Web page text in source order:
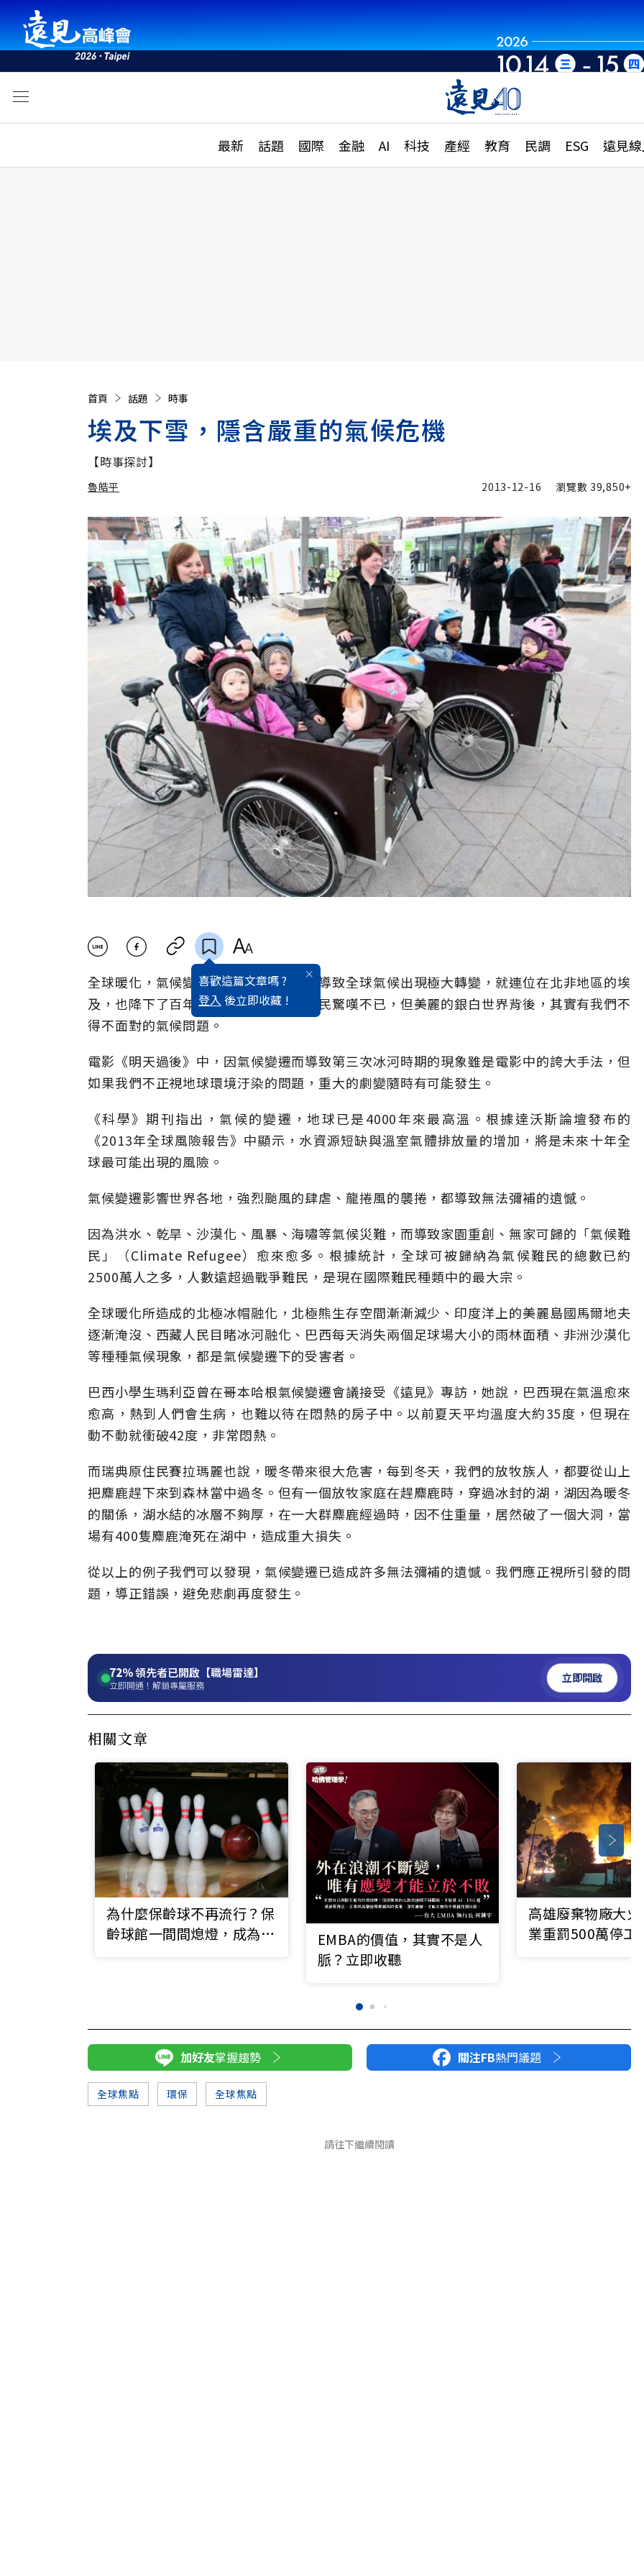
最新 話題 國際 金融 AI 科技 產經 教育 民調 ESG 遠見
活動
話題
國際
特輯
大學升學、職涯攻略
縣市施政調查全解析
首頁 話題 時事
埃及下雪，隱含嚴重的氣候危機
【時事探討】
魯皓平
魯皓平 加入追蹤
2013-12-16 瀏覽數 39,850+
喜歡這篇文章嗎 ?
登入 後立即收藏 !
全球暖化，氣候變遷，怪異的聖嬰現象導致全球氣候出現極大轉變，就連位在北非地區的埃
及，也降下了百年來的瑞雪，令當地居民驚嘆不已，但美麗的銀白世界背後，其實有我們不
得不面對的氣候問題。
電影《明天過後》中，因氣候變遷而導致第三次冰河時期的現象雖是電影中的誇大手法，但
如果我們不正視地球環境汙染的問題，重大的劇變隨時有可能發生。
《科學》期刊指出，氣候的變遷，地球已是4000年來最高溫。根據達沃斯論壇發布的
《2013年全球風險報告》中顯示，水資源短缺與溫室氣體排放量的增加，將是未來十年全
球最可能出現的風險。
氣候變遷影響世界各地，強烈颱風的肆虐、龍捲風的襲捲，都導致無法彌補的遺憾。
因為洪水、乾旱、沙漠化、風暴、海嘯等氣候災難，而導致家園重創、無家可歸的「氣候難
民」（Climate Refugee）愈來愈多。根據統計，全球可被歸納為氣候難民的總數已約
2500萬人之多，人數遠超過戰爭難民，是現在國際難民種類中的最大宗。
全球暖化所造成的北極冰帽融化，北極熊生存空間漸漸減少、印度洋上的美麗島國馬爾地夫
逐漸淹沒、西藏人民目睹冰河融化、巴西每天消失兩個足球場大小的雨林面積、非洲沙漠化
等種種氣候現象，都是氣候變遷下的受害者。
巴西小學生瑪利亞曾在哥本哈根氣候變遷會議接受《遠見》專訪，她說，巴西現在氣溫愈來
愈高，熱到人們會生病，也難以待在悶熱的房子中。以前夏天平均溫度大約35度，但現在
動不動就衝破42度，非常悶熱。
而瑞典原住民賽拉瑪麗也說，暖冬帶來很大危害，每到冬天，我們的放牧族人，都要從山上
把麋鹿趕下來到森林當中過冬。但有一個放牧家庭在趕麋鹿時，穿過冰封的湖，湖因為暖冬
的關係，湖水結的冰層不夠厚，在一大群麋鹿經過時，因不住重量，居然破了一個大洞，當
場有400隻麋鹿淹死在湖中，造成重大損失。
從以上的例子我們可以發現，氣候變遷已造成許多無法彌補的遺憾。我們應正視所引發的問
題，導正錯誤，避免悲劇再度發生。
72%領先者已開啟【職場雷達】
立即開通！解鎖專屬服務
立即開啟
相關文章
為什麼保齡球不再流行？保
齡球館一間間熄燈，成為時
EMBA的價值，其實不是人
脈？立即收聽
高雄廢棄物廠大
業重罰500萬停工
加好友掌握趨勢 關注FB熱門議題
全球焦點 環保 全球焦點
請往下繼續閱讀